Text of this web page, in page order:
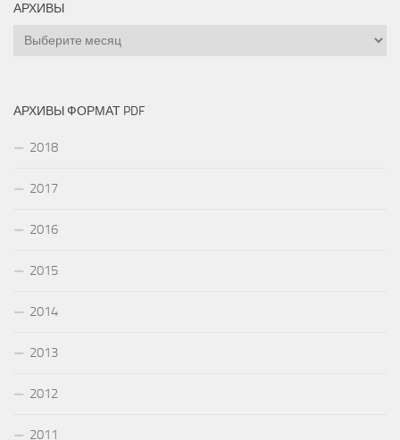
АРХИВЫ
Архивы
АРХИВЫ ФОРМАТ PDF
2018
2017
2016
2015
2014
2013
2012
2011